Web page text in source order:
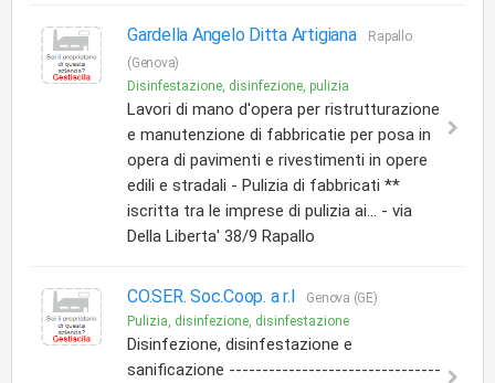
Gardella Angelo Ditta Artigiana
Rapallo
(Genova)
Disinfestazione, disinfezione, pulizia
Lavori di mano d'opera per ristrutturazione
e manutenzione di fabbricatie per posa in
opera di pavimenti e rivestimenti in opere
edili e stradali - Pulizia di fabbricati **
iscritta tra le imprese di pulizia ai... - via
Della Liberta' 38/9 Rapallo
CO.SER. Soc.Coop. a r.l
Genova (GE)
Pulizia, disinfezione, disinfestazione
Disinfezione, disinfestazione e
sanificazione --------------------------------